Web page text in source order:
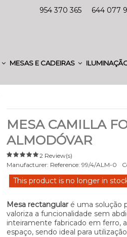
954 370 365 644 077
MESAS E CADEIRAS
MESA CAMILLA
ALMODÓVAR
2 Review(s)
Manufacturer: Reference: 99/4/ALM-0
This product is no longer in
Mesa rectangularé uma solução
valoriza a funcionalidade sem
inteiramente fabricado em ferro,
espaço, sendo ideal para